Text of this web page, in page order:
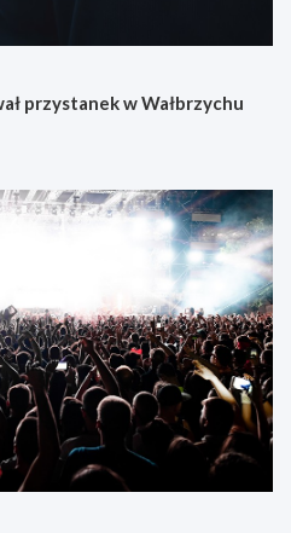
przystanek w Wałbrzychu